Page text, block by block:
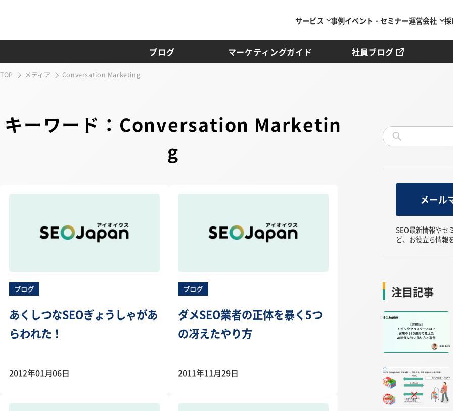
ブログ マーケティングガイド 社員ブログ
サービス 事例イベント・セミナー運営会社
TOP メディア Conversation Marketing
キーワード：Conversation Marketin
g
ブログ
あくしつなSEOぎょうしゃがあ
らわれた！
2012年01月06日
ブログ
ダメSEO業者の正体を暴く5つ
の冴えたやり方
2011年11月29日
メール
SEO最新情報やセ
ど、お役立ち情報
注目記事